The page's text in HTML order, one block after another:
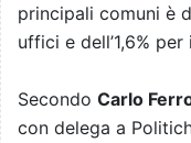
principali comuni è
uffici e dell’1,6%
Secondo Carlo
con delega a